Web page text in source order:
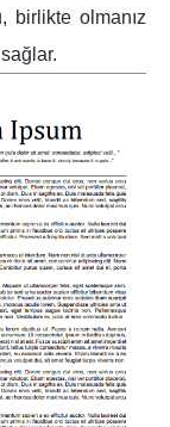
birlikte olmanız